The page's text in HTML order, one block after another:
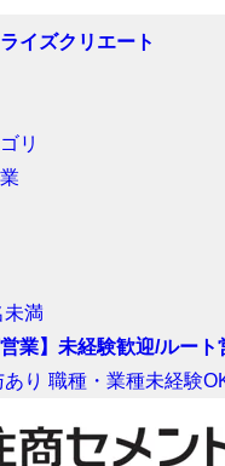
イズクリエート
リ
未満
営業】未経験歓迎/ルー
り 職種・業種未経験